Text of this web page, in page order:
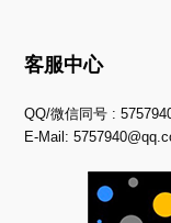
客服中心
QQ/微信同号 :
E-Mail: